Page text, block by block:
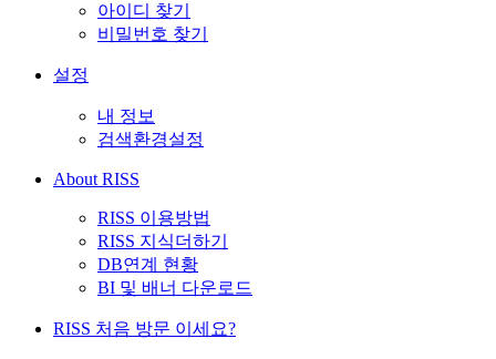
아이디 찾기
비밀번호 찾기
설정
내 정보
검색환경설정
About RISS
RISS 이용방법
RISS 지식더하기
DB연계 현황
BI 및 배너 다운로드
RISS 처음 방문 이세요?